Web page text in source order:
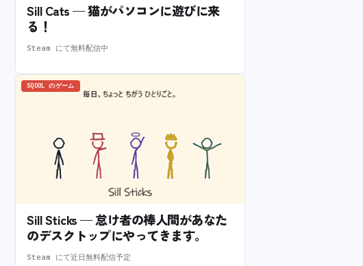
Sill Cats — 猫がパソコンに遊びに来
る！
Steam にて無料配信中
SQOOL のゲーム
Sill Sticks — 怠け者の棒人間があなた
のデスクトップにやってきます。
Steam にて近日無料配信予定